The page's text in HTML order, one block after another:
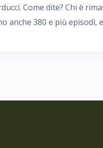
Come dite? Chi è
anche 380 e più episodi,